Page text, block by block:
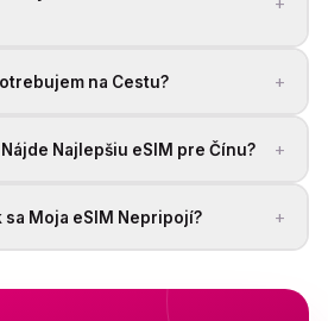
na Cestu? +
Najlepšiu eSIM pre Čínu? +
sa Moja eSIM Nepripojí? +